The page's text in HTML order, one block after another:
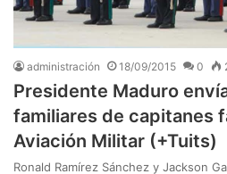
administración 18/09/2015 0
Presidente Maduro
familiares de capitanes
Aviación Militar (+Tuits)
Ronald Ramírez Sánchez y Jackson